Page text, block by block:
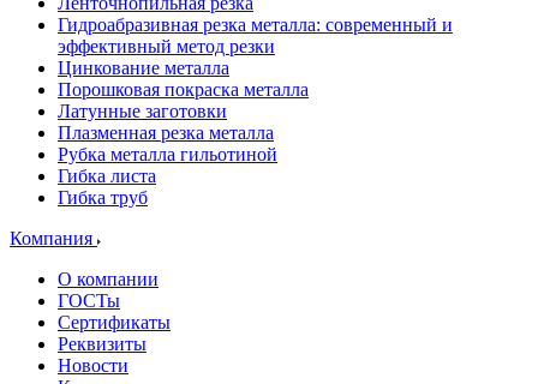
Гидроабразивная резка металла: современный и
эффективный метод резки
Цинкование металла
Порошковая покраска металла
Латунные заготовки
Плазменная резка металла
Рубка металла гильотиной
Гибка листа
Гибка труб
Компания
О компании
ГОСТы
Сертификаты
Реквизиты
Новости